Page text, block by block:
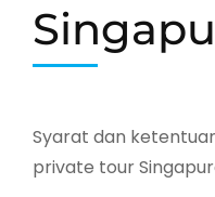
Syarat dan
private tour